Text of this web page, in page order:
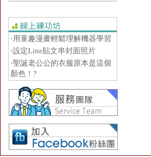
‧用童趣漫畫輕鬆理解機器學習
‧設定Line貼文串封面照片
‧聖誕老公公的衣服原本是這個
顏色！?